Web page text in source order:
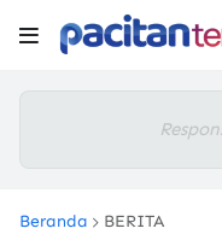
Beranda BERITA